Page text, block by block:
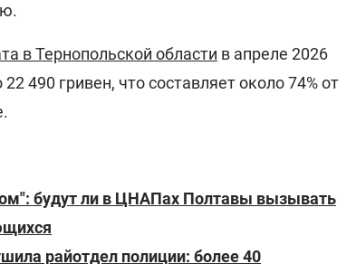
в Тернопольской области в апреле 2026
490 гривен, что составляет около 74% от
будут ли в ЦНАПах Полтавы вызывать
райотдел полиции: более 40